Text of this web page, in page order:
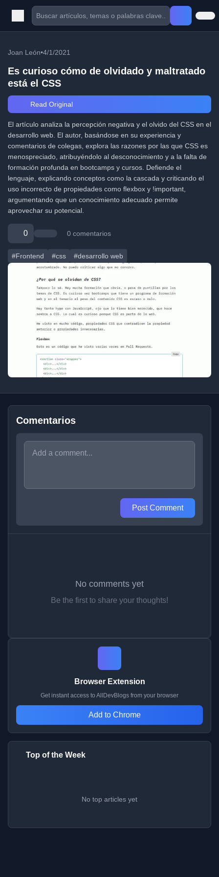
Joan León•4/1/2021
Es curioso cómo de olvidado y maltratado
está el CSS
Read Original
El artículo analiza la percepción negativa y el olvido del CSS en el
desarrollo web. El autor, basándose en su experiencia y
comentarios de colegas, explora las razones por las que CSS es
menospreciado, atribuyéndolo al desconocimiento y a la falta de
formación profunda en bootcamps y cursos. Defiende el
lenguaje, explicando conceptos como la cascada y criticando el
uso incorrecto de propiedades como flexbox y !important,
argumentando que un conocimiento adecuado permite
aprovechar su potencial.
0 0 comentarios
#Frontend #css #desarrollo web
Comentarios
Post Comment
No comments yet
Be the first to share your thoughts!
Browser Extension
Get instant access to AllDevBlogs from your browser
Add to Chrome
Top of the Week
No top articles yet